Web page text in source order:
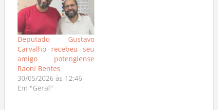
Deputado Gustavo
Carvalho recebeu seu
amigo potengiense
Raoni Bentes
30/05/2026 às 12:46
Em "Geral"